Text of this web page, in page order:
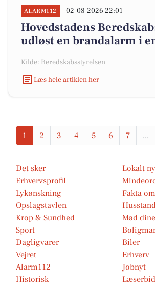
ALARM112 02-08-2026 22:01
Hovedstadens
udløst en brandalarm i
Kilde: Beredskabsstyrelsen
Læs hele artiklen her
1 2 3 4 5 6 7 ...
Det sker
Lokalt
Erhvervsprofil
Lykønskning
Fakta om
Opslagstavlen
Krop & Sundhed
Mød
Sport
Dagligvarer
Biler
Vejret
Erhverv
Alarm112
Jobnyt
Historisk